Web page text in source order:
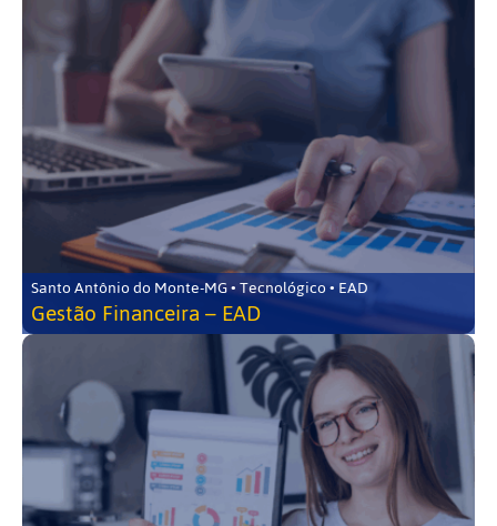
Santo Antônio do Monte-MG • Tecnológico • EAD
Gestão Financeira – EAD